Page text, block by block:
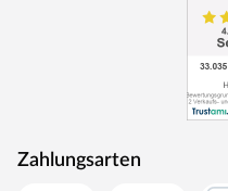
Zahlungsarten